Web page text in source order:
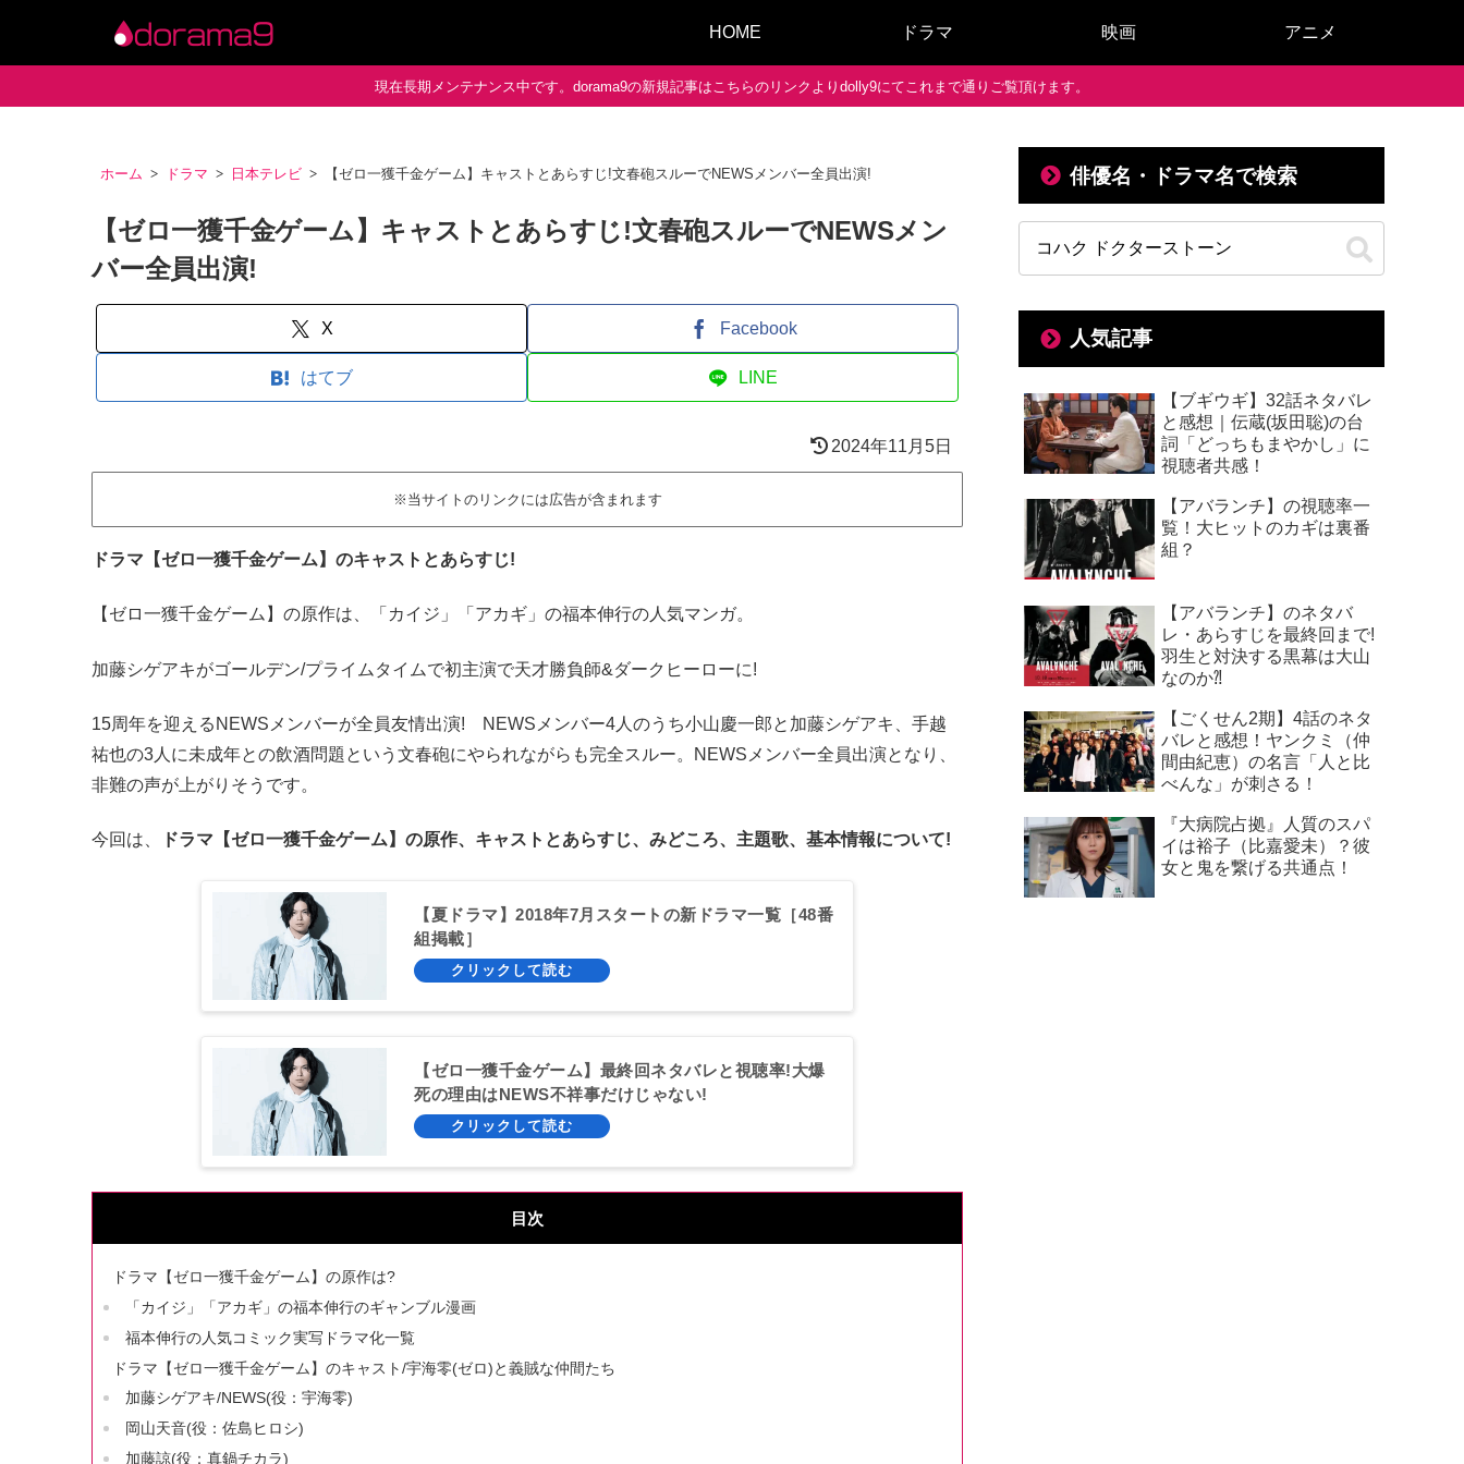
HOME ドラマ 映画 アニメ
現在長期メンテナンス中です。dorama9の新規記事はこちらのリンクよりdolly9にてこれまで通りご覧頂けます。
ホーム ドラマ 日本テレビ 【ゼロ一獲千金ゲーム】キャストとあらすじ!文春砲スルーでNEWSメンバー全員出演!
【ゼロ一獲千金ゲーム】キャストとあらすじ!文春砲スルーでNEWSメン
バー全員出演!
X Facebook
はてブ LINE
2024年11月5日
※当サイトのリンクには広告が含まれます
ドラマ【ゼロ一獲千金ゲーム】のキャストとあらすじ!
【ゼロ一獲千金ゲーム】の原作は、「カイジ」「アカギ」の福本伸行の人気マンガ。
加藤シゲアキがゴールデン/プライムタイムで初主演で天才勝負師&ダークヒーローに!
15周年を迎えるNEWSメンバーが全員友情出演! NEWSメンバー4人のうち小山慶一郎と加藤シゲアキ、手越
祐也の3人に未成年との飲酒問題という文春砲にやられながらも完全スルー。NEWSメンバー全員出演となり、
非難の声が上がりそうです。
今回は、 ドラマ【ゼロ一獲千金ゲーム】の原作、キャストとあらすじ、みどころ、主題歌、基本情報について!
【夏ドラマ】2018年7月スタートの新ドラマ一覧［48番
組掲載］
【ゼロ一獲千金ゲーム】最終回ネタバレと視聴率!大爆
死の理由はNEWS不祥事だけじゃない!
目次
ドラマ【ゼロ一獲千金ゲーム】の原作は?
「カイジ」「アカギ」の福本伸行のギャンブル漫画
福本伸行の人気コミック実写ドラマ化一覧
ドラマ【ゼロ一獲千金ゲーム】のキャスト/宇海零(ゼロ)と義賊な仲間たち
加藤シゲアキ/NEWS(役：宇海零)
岡山天音(役：佐島ヒロシ)
加藤諒(役：真鍋チカラ)
俳優名・ドラマ名で検索
人気記事
【ブギウギ】32話ネタバレ
と感想｜伝蔵(坂田聡)の台
詞「どっちもまやかし」に
視聴者共感！
【アバランチ】の視聴率一
覧！大ヒットのカギは裏番
組？
【アバランチ】のネタバ
レ・あらすじを最終回まで!
羽生と対決する黒幕は大山
なのか⁈
【ごくせん2期】4話のネタ
バレと感想！ヤンクミ（仲
間由紀恵）の名言「人と比
べんな」が刺さる！
『大病院占拠』人質のスパ
イは裕子（比嘉愛未）？彼
女と鬼を繋げる共通点！